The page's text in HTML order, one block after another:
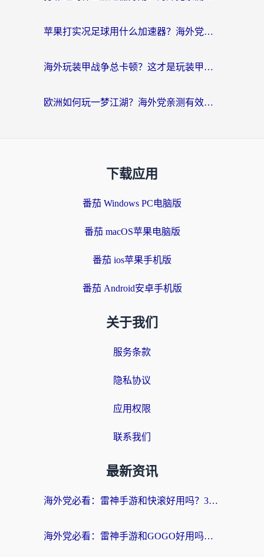
苹果打实况足球用什么加速器？海外党亲测有效的国服游戏加速指南
海外玩装甲战争总卡顿？这才是玩装甲战争最好的加速器（附马来西亚玩重装上阵攻略）
欧洲如何玩一梦江湖？海外党亲测有效的国服游戏加速指南
下载应用
番茄 Windows PC电脑版
番茄 macOS苹果电脑版
番茄 ios苹果手机版
番茄 Android安卓手机版
关于我们
服务条款
隐私协议
应用权限
联系我们
最新资讯
海外党必看：雷神手游和快滚好用吗？3步选对回国加速器无缝刷国内资源
海外党必看：雷神手游和GOGO好用吗？3步选对回国加速器，无缝刷剧玩原神